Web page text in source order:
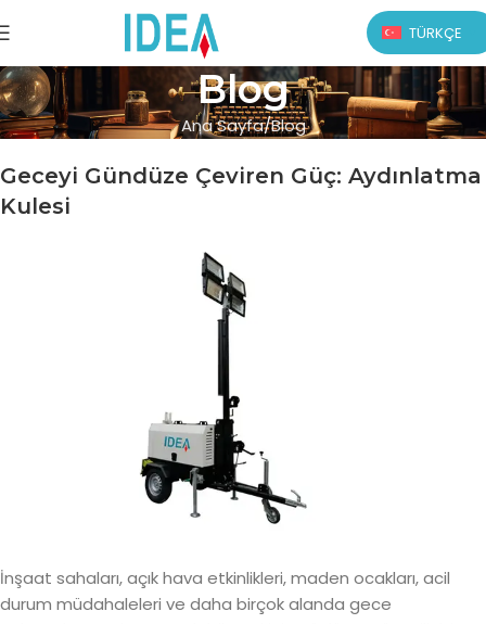
TÜRKÇE
Blog
Ana Sayfa Blog
Geceyi Gündüze Çeviren Güç: Aydınlatma
Kulesi
İnşaat sahaları, açık hava etkinlikleri, maden ocakları, acil
durum müdahaleleri ve daha birçok alanda gece